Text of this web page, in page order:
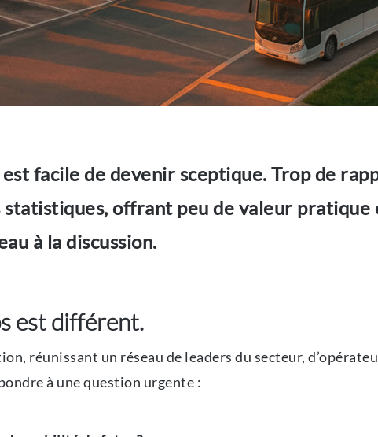
est facile de devenir sceptique. Trop de
offrant peu de valeur
à la discussion.
est différent.
réunissant un réseau de leaders du secteur,
à une question urgente :